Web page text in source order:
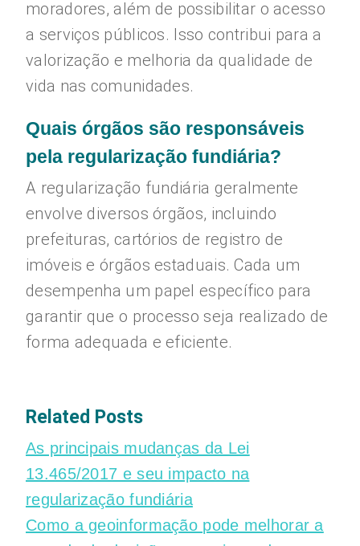
moradores, além de possibilitar o acesso
a serviços públicos. Isso contribui para a
valorização e melhoria da qualidade de
vida nas comunidades.
Quais órgãos são responsáveis
pela regularização fundiária?
A regularização fundiária geralmente
envolve diversos órgãos, incluindo
prefeituras, cartórios de registro de
imóveis e órgãos estaduais. Cada um
desempenha um papel específico para
garantir que o processo seja realizado de
forma adequada e eficiente.
Related Posts
As principais mudanças da Lei
13.465/2017 e seu impacto na
regularização fundiária
Como a geoinformação pode melhorar a